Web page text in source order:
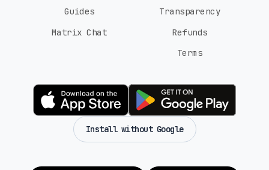
Guides
Matrix Chat
Transparency
Refunds
Terms
Install without Google